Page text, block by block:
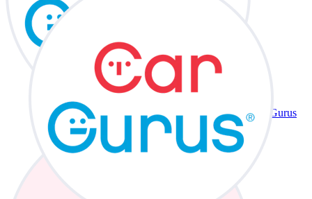
CarGurus